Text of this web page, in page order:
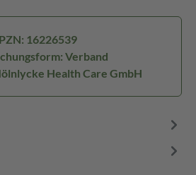
PZN: 16226539
Verband
Health Care GmbH